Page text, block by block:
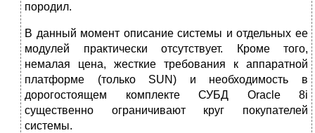
породил.
В данный момент описание системы и отдельных ее
модулей практически отсутствует. Кроме того,
немалая цена, жесткие требования к аппаратной
платформе (только SUN) и необходимость в
дорогостоящем комплекте СУБД Oracle 8i
существенно ограничивают круг покупателей
системы.